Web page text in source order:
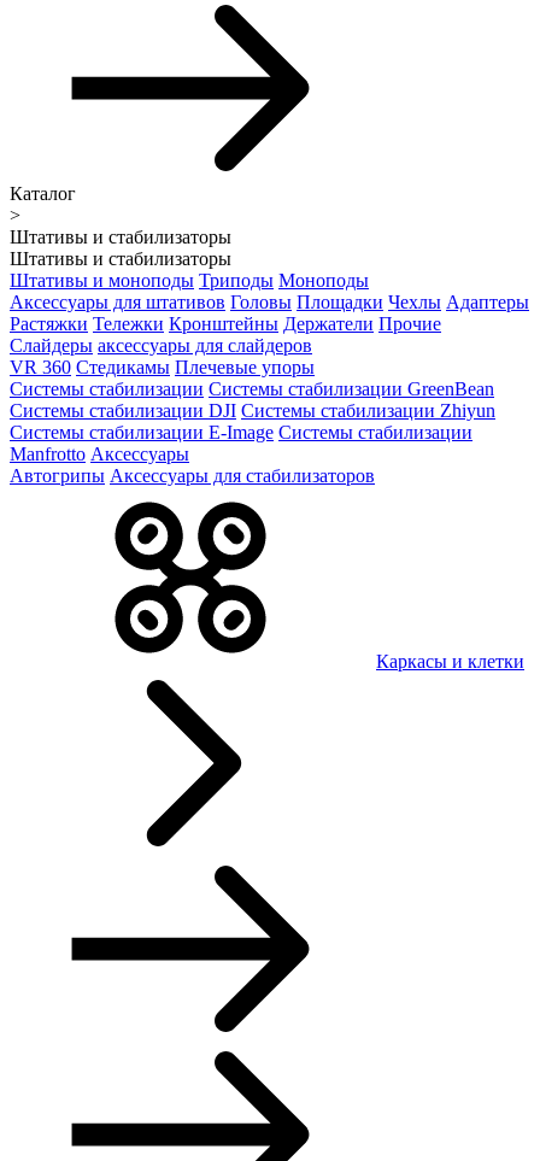
Каталог
>
Штативы и стабилизаторы
Штативы и стабилизаторы
Штативы и моноподы Триподы Моноподы
Аксессуары для штативов Головы Площадки Чехлы Адаптеры
Растяжки Тележки Кронштейны Держатели Прочие
Слайдеры аксессуары для слайдеров
VR 360 Стедикамы Плечевые упоры
Системы стабилизации Системы стабилизации GreenBean
Системы стабилизации DJI Системы стабилизации Zhiyun
Системы стабилизации E-Image Системы стабилизации
Manfrotto Аксессуары
Автогрипы Аксессуары для стабилизаторов
Каркасы и клетки